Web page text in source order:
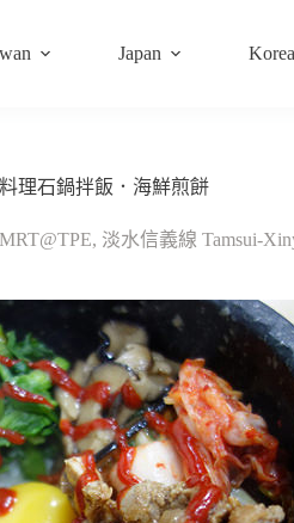
Japan Korea
理石鍋拌飯．海鮮煎餅
, 淡水信義線 Tamsui-